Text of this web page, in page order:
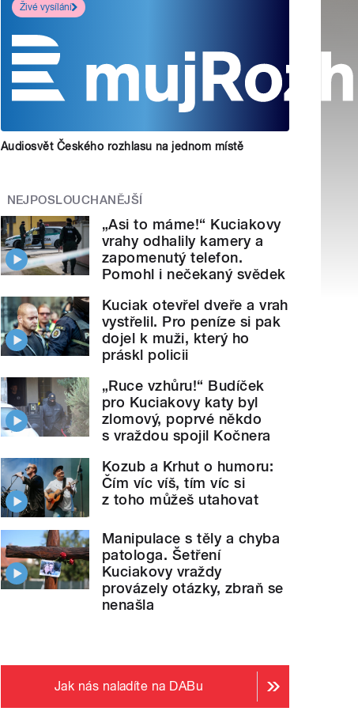
Živé vysílání
Audiosvět Českého rozhlasu na jednom místě
NEJPOSLOUCHANĚJŠÍ
„Asi to máme!“ Kuciakovy
vrahy odhalily kamery a
zapomenutý telefon.
Pomohl i nečekaný svědek
Kuciak otevřel dveře a vrah
vystřelil. Pro peníze si pak
dojel k muži, který ho
práskl policii
„Ruce vzhůru!“ Budíček
pro Kuciakovy katy byl
zlomový, poprvé někdo
s vraždou spojil Kočnera
Kozub a Krhut o humoru:
Čím víc víš, tím víc si
z toho můžeš utahovat
Manipulace s těly a chyba
patologa. Šetření
Kuciakovy vraždy
provázely otázky, zbraň se
nenašla
Jak nás naladíte na DABu